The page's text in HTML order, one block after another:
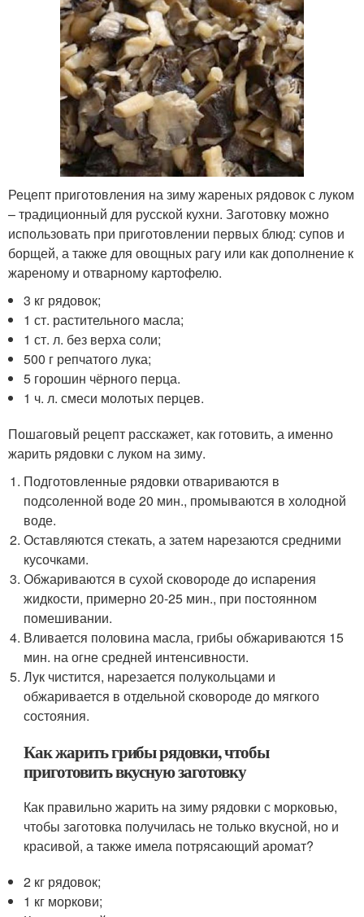
Рецепт приготовления на зиму жареных рядовок с луком
– традиционный для русской кухни. Заготовку можно
использовать при приготовлении первых блюд: супов и
борщей, а также для овощных рагу или как дополнение к
жареному и отварному картофелю.
3 кг рядовок;
1 ст. растительного масла;
1 ст. л. без верха соли;
500 г репчатого лука;
5 горошин чёрного перца.
1 ч. л. смеси молотых перцев.
Пошаговый рецепт расскажет, как готовить, а именно
жарить рядовки с луком на зиму.
Подготовленные рядовки отвариваются в
подсоленной воде 20 мин., промываются в холодной
воде.
Оставляются стекать, а затем нарезаются средними
кусочками.
Обжариваются в сухой сковороде до испарения
жидкости, примерно 20-25 мин., при постоянном
помешивании.
Вливается половина масла, грибы обжариваются 15
мин. на огне средней интенсивности.
Лук чистится, нарезается полукольцами и
обжаривается в отдельной сковороде до мягкого
состояния.
Как жарить грибы рядовки, чтобы
приготовить вкусную заготовку
Как правильно жарить на зиму рядовки с морковью,
чтобы заготовка получилась не только вкусной, но и
красивой, а также имела потрясающий аромат?
2 кг рядовок;
1 кг моркови;